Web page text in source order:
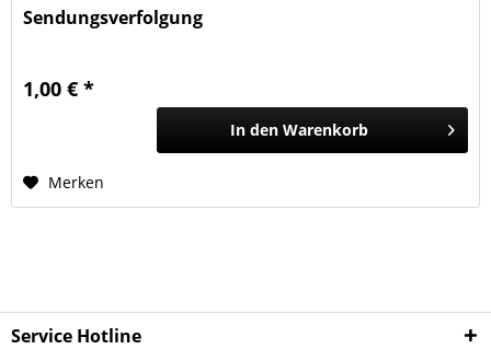
Sendungsverfolgung
1,00 € *
In den Warenkorb
Merken
Service Hotline